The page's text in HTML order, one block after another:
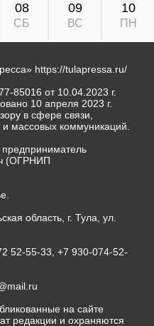
08
СБ
09
ВС
10
ПН
https://tulapressa.ru/
85016 от 10.04.2023 г.
10 апреля 2023 г.
в сфере связи,
массовых коммуникаций.
(ОГРНИП
область, г. Тула, ул.
52-55-33, +7 930-074-52-
на сайте
редакции и охраняются